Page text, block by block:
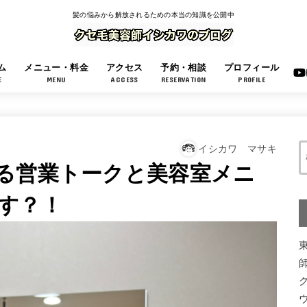
髪の悩みから解放されるための本当の知識を公開中
メニュー・料金
MENU
アクセス
ACCESS
予約・相談
RESERVATION
プロフィール
PROFILE
イシカワ マサキ
営業トークと美容室メニ
？！